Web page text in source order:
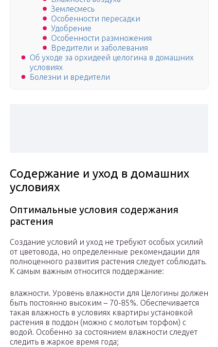
Землесмесь
Особенности пересадки
Удобрение
Особенности размножения
Вредители и заболевания
Об уходе за орхидеей целогина в домашних
условиях
Болезни и вредители
Содержание и уход в домашних
условиях
Оптимальные условия содержания
растения
Создание условий и уход не требуют особых усилий
от цветовода, но определенные рекомендации для
полноценного развития растения следует соблюдать.
К самым важным относится поддержание:
влажности. Уровень влажности для Целогины должен
быть постоянно высоким – 70-85%. Обеспечивается
такая влажность в условиях квартиры установкой
растения в поддон (можно с молотым торфом) с
водой. Особенно за состоянием влажности следует
следить в жаркое время года;